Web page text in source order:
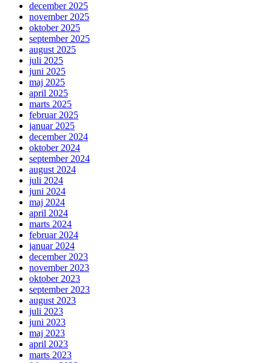
december 2025
november 2025
oktober 2025
september 2025
august 2025
juli 2025
juni 2025
maj 2025
april 2025
marts 2025
februar 2025
januar 2025
december 2024
oktober 2024
september 2024
august 2024
juli 2024
juni 2024
maj 2024
april 2024
marts 2024
februar 2024
januar 2024
december 2023
november 2023
oktober 2023
september 2023
august 2023
juli 2023
juni 2023
maj 2023
april 2023
marts 2023